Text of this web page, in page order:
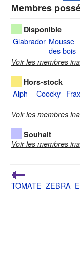
Membres
Disponible
Glabrador Mousse
des bois
Voir les membres
Hors-stock
Alph Coocky
Voir les membres
Souhait
Voir les membres